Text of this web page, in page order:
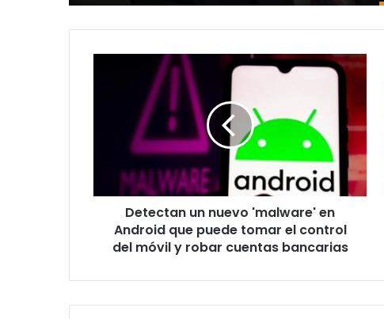
Android
tomar
control
y
Detectan un nuevo 'malware' en
Android que puede tomar el control
del móvil y robar cuentas bancarias